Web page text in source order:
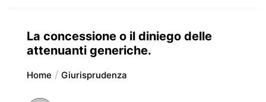
La concessione o il diniego delle
attenuanti generiche.
Home Giurisprudenza